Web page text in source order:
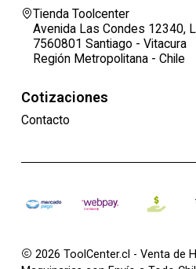
Tienda Toolcenter
Avenida Las Condes 12340,
7560801 Santiago - Vitacura
Región Metropolitana - Chile
Cotizaciones
Contacto
2026 ToolCenter.cl - Venta de